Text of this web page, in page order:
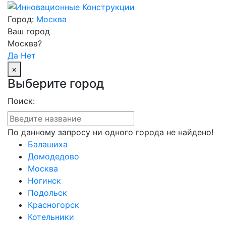
Город: Москва
Ваш город
Москва?
Да Нет
×
Выберите город
Поиск:
По данному запросу ни одного города не найдено!
Балашиха
Домодедово
Москва
Ногинск
Подольск
Красногорск
Котельники